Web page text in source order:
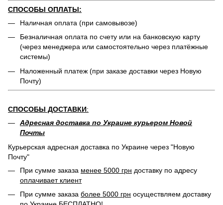
СПОСОБЫ ОПЛАТЫ:
Наличная оплата (при самовывозе)
Безналичная оплата по счету или на банковскую карту
(через менеджера или самостоятельно через платёжные
системы)
Наложенный платеж (при заказе доставки через Новую
Почту)
СПОСОБЫ ДОСТАВКИ:
Адресная доставка по Украине курьером Новой
Почты
Курьерская адресная доставка по Украине через "Новую
Почту"
При сумме заказа менее 5000 грн доставку по адресу
оплачивает клиент
При сумме заказа более 5000 грн осуществляем доставку